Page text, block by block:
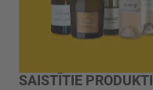
SAISTĪTIE PRODUKTI